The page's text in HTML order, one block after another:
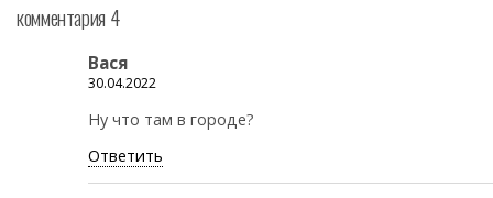
комментария 4
Вася
30.04.2022
Ну что там в городе?
Ответить